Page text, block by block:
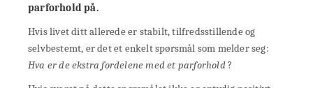
parforhold på.
Hvis livet ditt allerede er stabilt, tilfredsstillende og
selvbestemt, er det et enkelt spørsmål som melder seg:
Hva er de ekstra fordelene med et parforhold?